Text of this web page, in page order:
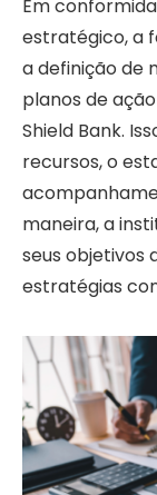
Em
estratégico, a
a definição de
planos de
Shield Bank.
recursos, o
maneira, a
seus objetivos
estratégias